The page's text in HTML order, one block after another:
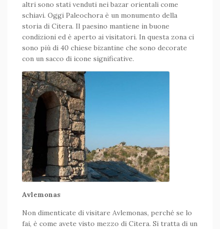
altri sono stati venduti nei bazar orientali come
schiavi. Oggi Paleochora è un monumento della
storia di Citera. Il paesino mantiene in buone
condizioni ed è aperto ai visitatori. In questa zona ci
sono più di 40 chiese bizantine che sono decorate
con un sacco di icone significative.
Avlemonas
Non dimenticate di visitare Avlemonas, perché se lo
fai, è come avete visto mezzo di Citera. Si tratta di un